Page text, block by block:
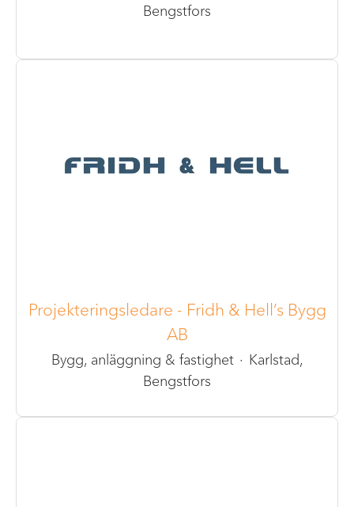
Bengstfors
Projekteringsledare - Fridh & Hell’s Bygg
AB
Bygg, anläggning & fastighet · Karlstad,
Bengstfors